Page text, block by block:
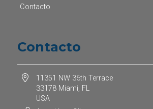
Contacto
Contacto
11351 NW 36th Terrace
33178 Miami, FL
USA